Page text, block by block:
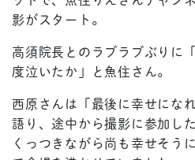
影がスタート。
高須院長とのラブラブぶりに
度泣いたか」と魚住さん。
西原さんは「最後に幸せにな
語り、途中から撮影に参加し
くっつきながら尚も幸せそう